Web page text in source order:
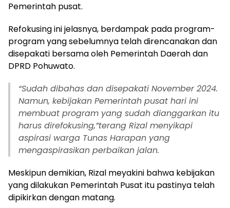
Pemerintah pusat.
Refokusing ini jelasnya, berdampak pada program-
program yang sebelumnya telah direncanakan dan
disepakati bersama oleh Pemerintah Daerah dan
DPRD Pohuwato.
“Sudah dibahas dan disepakati November 2024.
Namun, kebijakan Pemerintah pusat hari ini
membuat program yang sudah dianggarkan itu
harus direfokusing,”terang Rizal menyikapi
aspirasi warga Tunas Harapan yang
mengaspirasikan perbaikan jalan.
Meskipun demikian, Rizal meyakini bahwa kebijakan
yang dilakukan Pemerintah Pusat itu pastinya telah
dipikirkan dengan matang.